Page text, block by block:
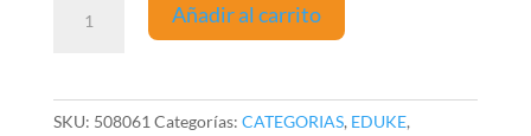
Añadir al carrito
SKU: 508061 Categorías: CATEGORIAS, EDUKE,